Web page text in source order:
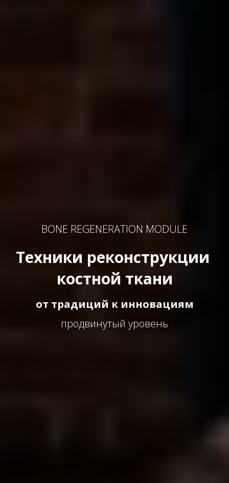
BONE REGENERATION MODULE
Техники реконструкции
костной ткани
от традиций к инновациям
продвинутый уровень